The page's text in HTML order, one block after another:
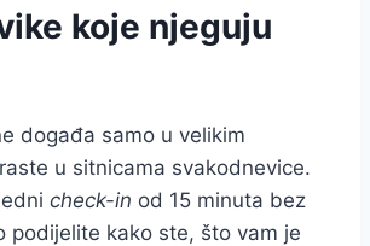
koje njeguju
događa samo u velikim
u sitnicama svakodnevice.
check-in od 15 minuta bez
podijelite kako ste, što vam je